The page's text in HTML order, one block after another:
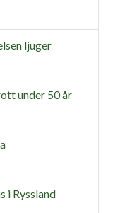
ljuger
under 50 år
i Ryssland